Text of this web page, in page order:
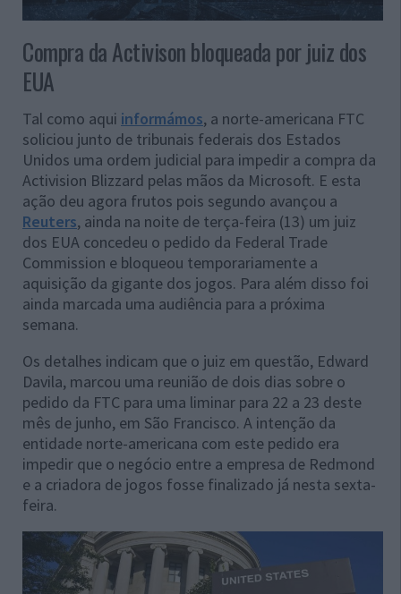
Compra da Activison bloqueada por juiz dos
EUA
Tal como aqui informámos, a norte-americana FTC
soliciou junto de tribunais federais dos Estados
Unidos uma ordem judicial para impedir a compra da
Activision Blizzard pelas mãos da Microsoft. E esta
ação deu agora frutos pois segundo avançou a
Reuters, ainda na noite de terça-feira (13) um juiz
dos EUA concedeu o pedido da Federal Trade
Commission e bloqueou temporariamente a
aquisição da gigante dos jogos. Para além disso foi
ainda marcada uma audiência para a próxima
semana.
Os detalhes indicam que o juiz em questão, Edward
Davila, marcou uma reunião de dois dias sobre o
pedido da FTC para uma liminar para 22 a 23 deste
mês de junho, em São Francisco. A intenção da
entidade norte-americana com este pedido era
impedir que o negócio entre a empresa de Redmond
e a criadora de jogos fosse finalizado já nesta sexta-
feira.